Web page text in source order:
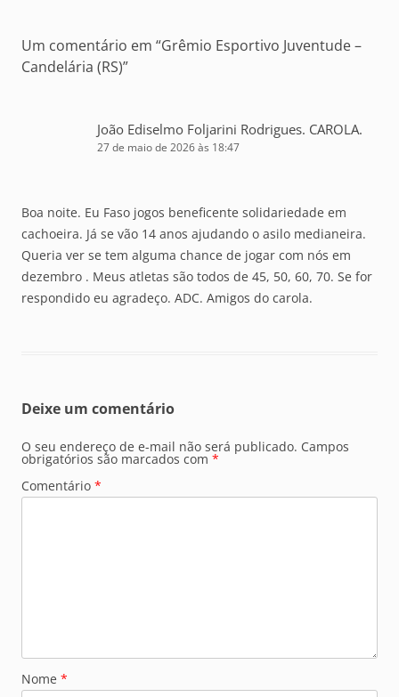
Um comentário em “Grêmio Esportivo Juventude –
Candelária (RS)”
João Ediselmo Foljarini Rodrigues. CAROLA.
27 de maio de 2026 às 18:47
Boa noite. Eu Faso jogos beneficente solidariedade em
cachoeira. Já se vão 14 anos ajudando o asilo medianeira.
Queria ver se tem alguma chance de jogar com nós em
dezembro . Meus atletas são todos de 45, 50, 60, 70. Se for
respondido eu agradeço. ADC. Amigos do carola.
Deixe um comentário
O seu endereço de e-mail não será publicado. Campos
obrigatórios são marcados com *
Comentário *
Nome *